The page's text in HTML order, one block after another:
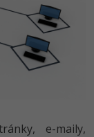
e-maily,